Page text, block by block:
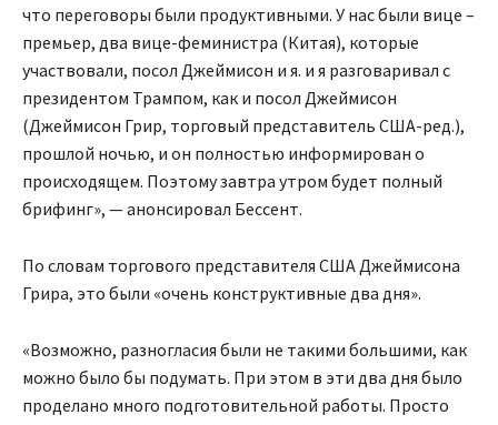
что переговоры были продуктивными. У нас были вице –
премьер, два вице-феминистра (Китая), которые
участвовали, посол Джеймисон и я. и я разговаривал с
президентом Трампом, как и посол Джеймисон
(Джеймисон Грир, торговый представитель США-ред.),
прошлой ночью, и он полностью информирован о
происходящем. Поэтому завтра утром будет полный
брифинг», — анонсировал Бессент.
По словам торгового представителя США Джеймисона
Грира, это были «очень конструктивные два дня».
«Возможно, разногласия были не такими большими, как
можно было бы подумать. При этом в эти два дня было
проделано много подготовительной работы. Просто